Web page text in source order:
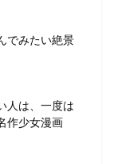
でみたい絶景
人は、一度は
作少女漫画